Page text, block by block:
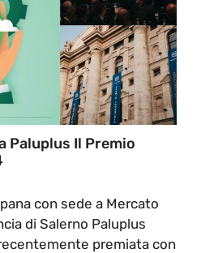
Paluplus Il Premio
con sede a Mercato
di Salerno Paluplus
premiata con